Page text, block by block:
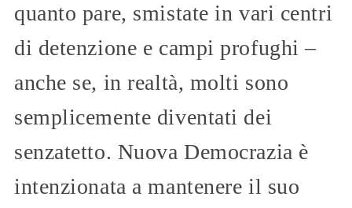
quanto pare, smistate in vari centri
di detenzione e campi profughi –
anche se, in realtà, molti sono
semplicemente diventati dei
senzatetto. Nuova Democrazia è
intenzionata a mantenere il suo